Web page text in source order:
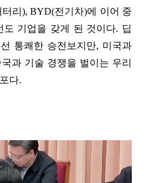
리), BYD(전기차)에 이어 중
기업을 갖게 된 것이다. 딥
통쾌한 승전보지만, 미국과
과 기술 경쟁을 벌이는 우리
다.